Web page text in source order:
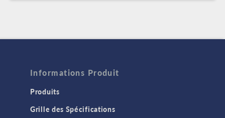
Informations Produit
Produits
Grille des Spécifications